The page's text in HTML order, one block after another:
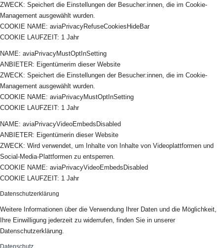
ZWECK: Speichert die Einstellungen der Besucher:innen, die im Cookie-
Management ausgewählt wurden.
COOKIE NAME: aviaPrivacyRefuseCookiesHideBar
COOKIE LAUFZEIT: 1 Jahr
NAME: aviaPrivacyMustOptInSetting
ANBIETER: Eigentümerim dieser Website
ZWECK: Speichert die Einstellungen der Besucher:innen, die im Cookie-
Management ausgewählt wurden.
COOKIE NAME: aviaPrivacyMustOptInSetting
COOKIE LAUFZEIT: 1 Jahr
NAME: aviaPrivacyVideoEmbedsDisabled
ANBIETER: Eigentümerin dieser Website
ZWECK: Wird verwendet, um Inhalte von Inhalte von Videoplattformen und
Social-Media-Plattformen zu entsperren.
COOKIE NAME: aviaPrivacyVideoEmbedsDisabled
COOKIE LAUFZEIT: 1 Jahr
Datenschutzerklärung
Weitere Informationen über die Verwendung Ihrer Daten und die Möglichkeit,
Ihre Einwilligung jederzeit zu widerrufen, finden Sie in unserer
Datenschutzerklärung.
Datenschutz